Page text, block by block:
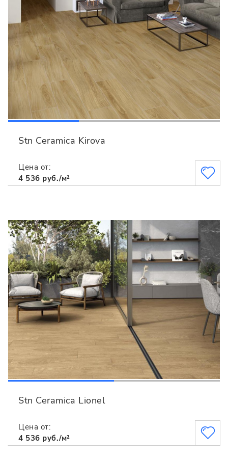
Stn Ceramica Kirova
Цена от:
4 536 руб./м²
Stn Ceramica Lionel
Цена от:
4 536 руб./м²